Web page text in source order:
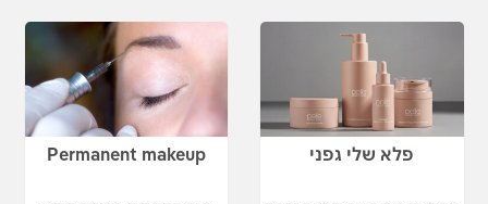
פלא שלי גפני Permanent makeup